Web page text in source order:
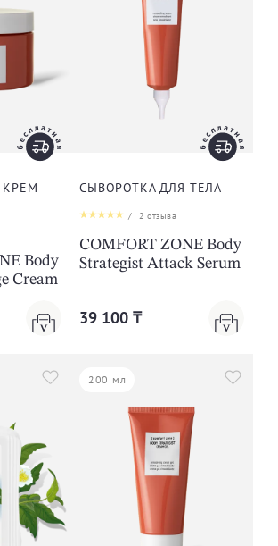
Body
Cream
СЫВОРОТКА ДЛЯ ТЕЛА
/ 2 отзыва
COMFORT ZONE Body
Strategist Attack Serum
39 100 ₸
200 мл